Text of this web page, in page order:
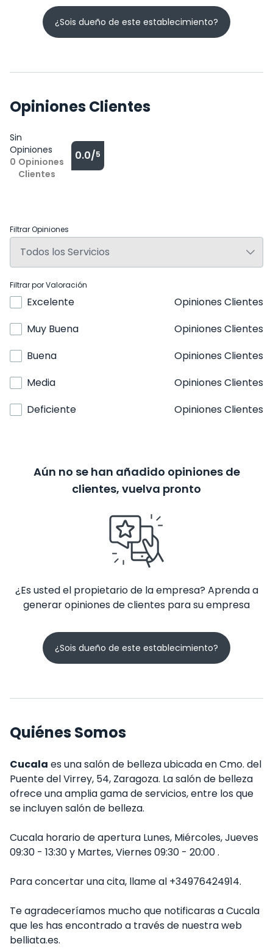
¿Sois dueño de este establecimiento?
Opiniones Clientes
Sin
Opiniones
0 Opiniones
Clientes
0.0/5
Filtrar Opiniones
Filtrar por Valoración
Excelente
Opiniones Clientes
Muy Buena
Opiniones Clientes
Buena
Opiniones Clientes
Media
Opiniones Clientes
Deficiente
Opiniones Clientes
Aún no se han añadido opiniones de
clientes, vuelva pronto
¿Es usted el propietario de la empresa? Aprenda a
generar opiniones de clientes para su empresa
¿Sois dueño de este establecimiento?
Quiénes Somos
Cucala es una salón de belleza ubicada en Cmo. del
Puente del Virrey, 54, Zaragoza. La salón de belleza
ofrece una amplia gama de servicios, entre los que
se incluyen salón de belleza.
Cucala horario de apertura Lunes, Miércoles, Jueves
09:30 - 13:30 y Martes, Viernes 09:30 - 20:00 .
Para concertar una cita, llame al +34976424914.
Te agradeceríamos mucho que notificaras a Cucala
que les has encontrado a través de nuestra web
belliata.es.